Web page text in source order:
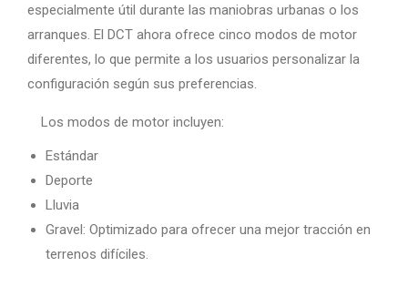
especialmente útil durante las maniobras urbanas o los
arranques. El DCT ahora ofrece cinco modos de motor
diferentes, lo que permite a los usuarios personalizar la
configuración según sus preferencias.
Los modos de motor incluyen:
Estándar
Deporte
Lluvia
Gravel: Optimizado para ofrecer una mejor tracción en
terrenos difíciles.